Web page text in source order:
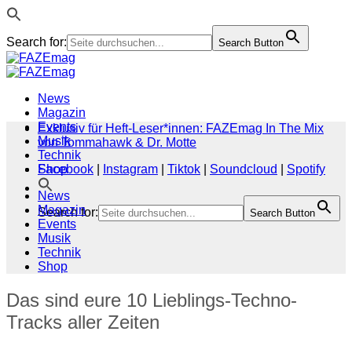
Search for: Search Button
Zum
Inhalt
News
Magazin
Events
Musik
Technik
Shop
Search for: Search Button
Exklusiv für Heft-Leser*innen: FAZEmag In The Mix
von Tommahawk & Dr. Motte
Facebook
Instagram Tiktok Soundcloud
Spotify
News
Magazin
Events
Musik
Technik
Shop
Das sind eure 10 Lieblings-Techno-
Tracks aller Zeiten